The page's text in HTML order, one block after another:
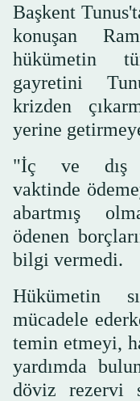
Başkent
konuşan
hükümetin
gayretini
krizden
yerine
"İç ve dış
vaktinde
abartmış
ödenen
bilgi vermedi.
Hükümetin
mücadele
temin etmeyi,
yardımda
döviz rezervi